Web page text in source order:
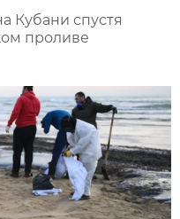
Кубани спустя
проливе